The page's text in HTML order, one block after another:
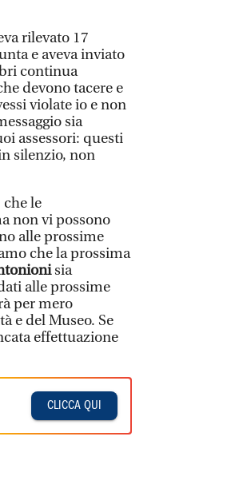
rilevato 17
e aveva inviato
continua
devono tacere e
violate io e non
sia
assessori: questi
silenzio, non
che le
non vi possono
alle prossime
che la prossima
sia
alle prossime
per mero
e del Museo. Se
effettuazione
CLICCA QUI